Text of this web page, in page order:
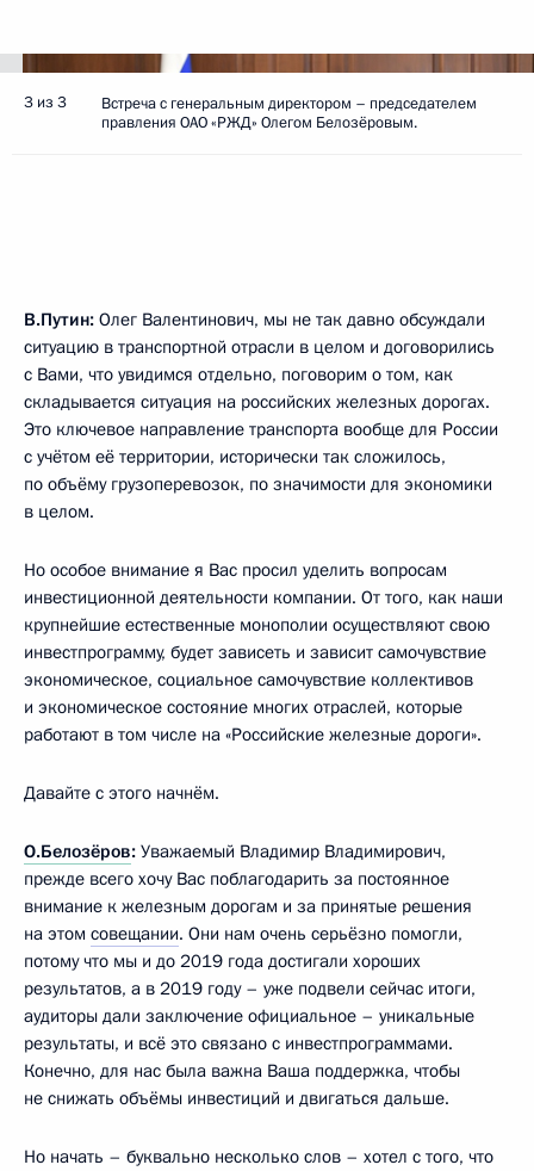
3 из 3
Встреча с генеральным директором – председателем
правления ОАО «РЖД» Олегом Белозёровым.
В.Путин: Олег Валентинович, мы не так давно обсуждали
ситуацию в транспортной отрасли в целом и договорились
с Вами, что увидимся отдельно, поговорим о том, как
складывается ситуация на российских железных дорогах.
Это ключевое направление транспорта вообще для России
с учётом её территории, исторически так сложилось,
по объёму грузоперевозок, по значимости для экономики
в целом.
Но особое внимание я Вас просил уделить вопросам
инвестиционной деятельности компании. От того, как наши
крупнейшие естественные монополии осуществляют свою
инвестпрограмму, будет зависеть и зависит самочувствие
экономическое, социальное самочувствие коллективов
и экономическое состояние многих отраслей, которые
работают в том числе на «Российские железные дороги».
Давайте с этого начнём.
О.Белозёров: Уважаемый Владимир Владимирович,
прежде всего хочу Вас поблагодарить за постоянное
внимание к железным дорогам и за принятые решения
на этом совещании. Они нам очень серьёзно помогли,
потому что мы и до 2019 года достигали хороших
результатов, а в 2019 году – уже подвели сейчас итоги,
аудиторы дали заключение официальное – уникальные
результаты, и всё это связано с инвестпрограммами.
Конечно, для нас была важна Ваша поддержка, чтобы
не снижать объёмы инвестиций и двигаться дальше.
Но начать – буквально несколько слов – хотел с того, что